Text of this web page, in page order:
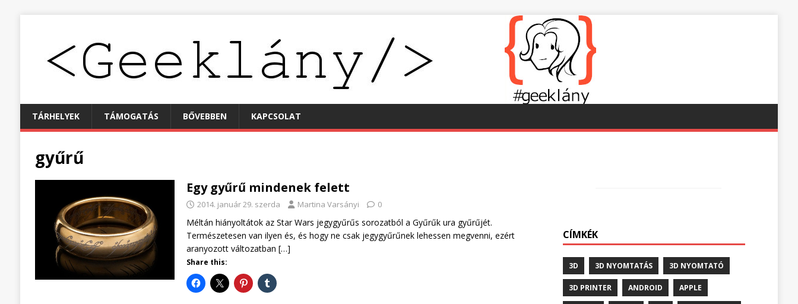
TÁRHELYEK TÁMOGATÁS BŐVEBBEN KAPCSOLAT
gyűrű
Egy gyűrű mindenek felett
2014. január 29. szerda Martina Varsányi 0
Méltán hiányoltátok az Star Wars jegygyűrűs sorozatból a Gyűrűk ura gyűrűjét.
Természetesen van ilyen és, és hogy ne csak jegygyűrűnek lehessen megvenni, ezért
aranyozott változatban […]
Share this:
CÍMKÉK
3D 3D NYOMTATÁS 3D NYOMTATÓ
3D PRINTER ANDROID APPLE